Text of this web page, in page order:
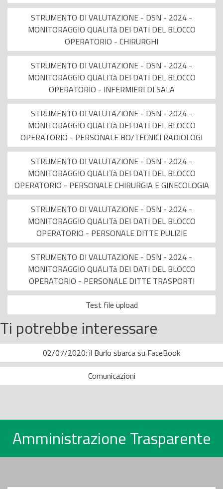
STRUMENTO DI VALUTAZIONE - DSN - 2024 -
MONITORAGGIO QUALITà DEI DATI DEL BLOCCO
OPERATORIO - CHIRURGHI
STRUMENTO DI VALUTAZIONE - DSN - 2024 -
MONITORAGGIO QUALITà DEI DATI DEL BLOCCO
OPERATORIO - INFERMIERI DI SALA
STRUMENTO DI VALUTAZIONE - DSN - 2024 -
MONITORAGGIO QUALITà DEI DATI DEL BLOCCO
OPERATORIO - PERSONALE BO/TECNICI RADIOLOGI
STRUMENTO DI VALUTAZIONE - DSN - 2024 -
MONITORAGGIO QUALITà DEI DATI DEL BLOCCO
OPERATORIO - PERSONALE CHIRURGIA E GINECOLOGIA
STRUMENTO DI VALUTAZIONE - DSN - 2024 -
MONITORAGGIO QUALITà DEI DATI DEL BLOCCO
OPERATORIO - PERSONALE DITTE PULIZIE
STRUMENTO DI VALUTAZIONE - DSN - 2024 -
MONITORAGGIO QUALITà DEI DATI DEL BLOCCO
OPERATORIO - PERSONALE DITTE TRASPORTI
Test file upload
Ti potrebbe interessare
02/07/2020: il Burlo sbarca su FaceBook
Comunicazioni
Amministrazione Trasparente